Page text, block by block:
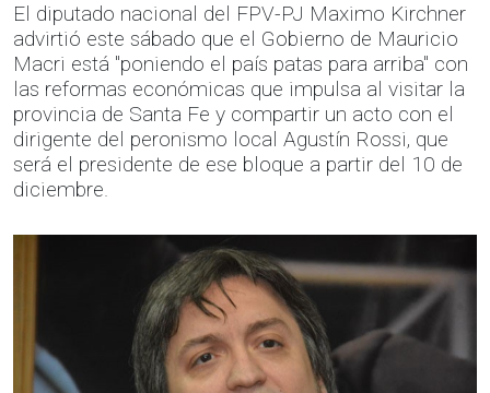
El diputado nacional del FPV-PJ Maximo Kirchner
advirtió este sábado que el Gobierno de Mauricio
Macri está "poniendo el país patas para arriba" con
las reformas económicas que impulsa al visitar la
provincia de Santa Fe y compartir un acto con el
dirigente del peronismo local Agustín Rossi, que
será el presidente de ese bloque a partir del 10 de
diciembre.